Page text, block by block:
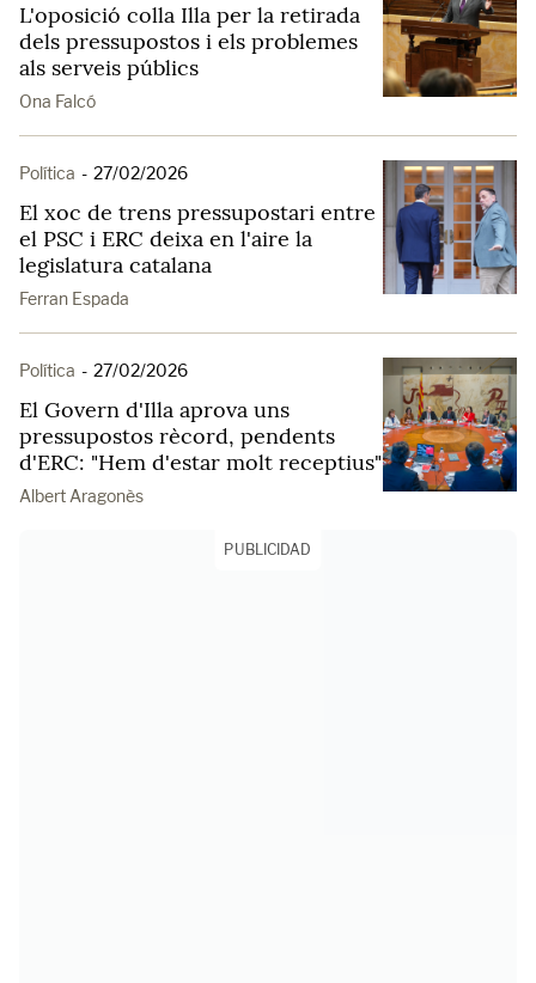
L'oposició colla Illa per la retirada
dels pressupostos i els problemes
als serveis públics
Ona Falcó
Política - 27/02/2026
El xoc de trens pressupostari entre
el PSC i ERC deixa en l'aire la
legislatura catalana
Ferran Espada
Política - 27/02/2026
El Govern d'Illa aprova uns
pressupostos rècord, pendents
d'ERC: "Hem d'estar molt receptius"
Albert Aragonès
PUBLICIDAD